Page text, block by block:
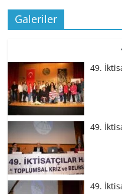
Galeriler
49.
49.
49.